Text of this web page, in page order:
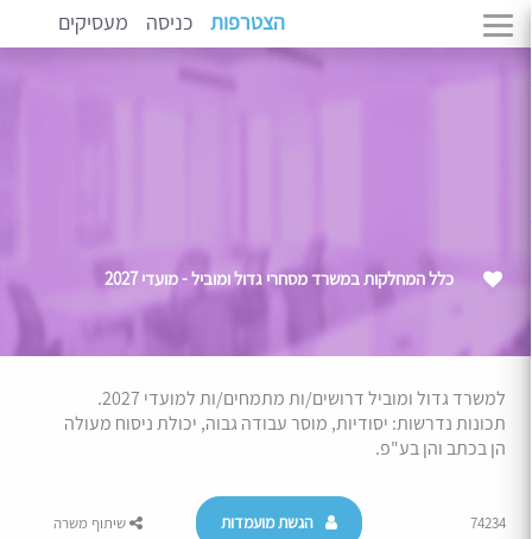
הצטרפות כניסה מעסיקים
כלל המחלקות במשרד מסחרי גדול ומוביל - מועדי 2027
למשרד גדול ומוביל דרושים/ות מתמחים/ות למועדי 2027.
תכונות נדרשות: יסודיות, מוסר עבודה גבוה, יכולת ניסוח מעולה
הן בכתב והן בע"פ.
74234 הגשת מועמדות שיתוף משרה